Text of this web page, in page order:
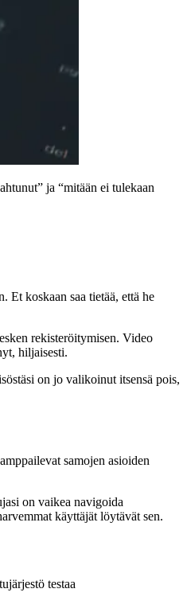
ja “mitään ei tulekaan
koskaan saa tietää, että he
rekisteröitymisen. Video
hiljaisesti.
on jo valikoinut itsensä pois,
samojen asioiden
on vaikea navigoida
käyttäjät löytävät sen.
testaa